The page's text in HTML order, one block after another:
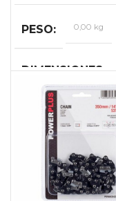
PESO 0,00 kg
DIMENSIONES